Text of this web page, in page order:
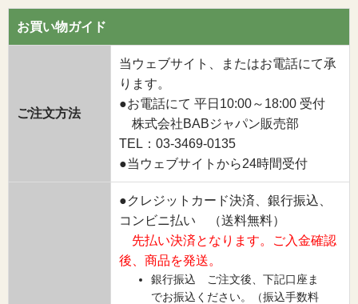
お買い物ガイド
ご注文方法
当ウェブサイト、またはお電話にて承
ります。
●お電話にて 平日10:00～18:00 受付
株式会社BABジャパン販売部
TEL：03-3469-0135
●当ウェブサイトから24時間受付
●クレジットカード決済、銀行振込、
コンビニ払い （送料無料）
先払い決済となります。ご入金確認
後、商品を発送。
銀行振込 ご注文後、下記口座ま
でお振込ください。（振込手数料